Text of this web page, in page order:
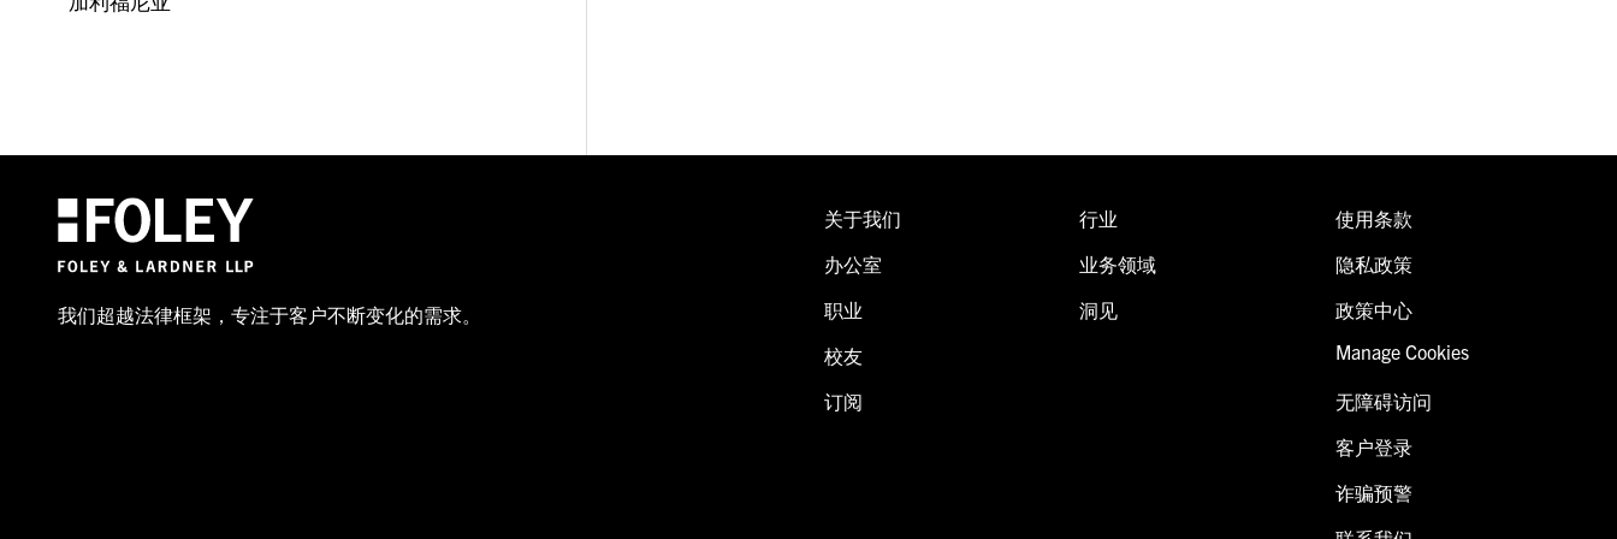
我们超越法律框架，专注于客户不断变化的需求。
关于我们
办公室
职业
校友
订阅
行业
业务领域
洞见
使用条款
隐私政策
政策中心
Manage Cookies
无障碍访问
客户登录
诈骗预警